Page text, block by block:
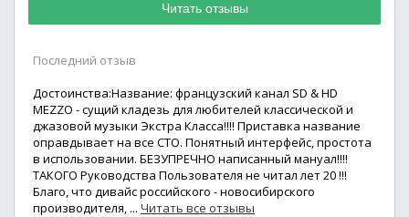
Читать отзывы
Последний отзыв
Достоинства:Название: французский канал SD & HD
MEZZO - сущий кладезь для любителей классической и
джазовой музыки Экстра Класса!!!! Приставка название
оправдывает на все СТО. Понятный интерфейс, простота
в использовании. БЕЗУПРЕЧНО написанный мануал!!!!
ТАКОГО Руководства Пользователя не читал лет 20 !!!
Благо, что дивайс российского - новосибирского
производителя, ... Читать все отзывы